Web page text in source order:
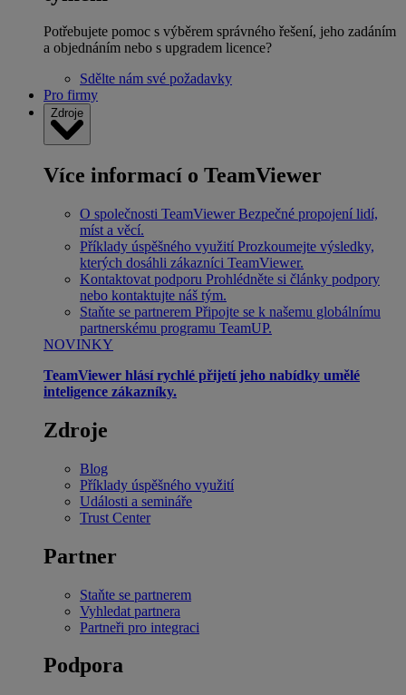
Potřebujete pomoc s výběrem správného řešení, jeho zadáním
a objednáním nebo s upgradem licence?
Sdělte nám své požadavky
Pro firmy
Zdroje
Více informací o TeamViewer
O společnosti TeamViewer Bezpečné propojení lidí,
míst a věcí.
Příklady úspěšného využití Prozkoumejte výsledky,
kterých dosáhli zákazníci TeamViewer.
Kontaktovat podporu Prohlédněte si články podpory
nebo kontaktujte náš tým.
Staňte se partnerem Připojte se k našemu globálnímu
partnerskému programu TeamUP.
NOVINKY
TeamViewer hlásí rychlé přijetí jeho nabídky umělé
inteligence zákazníky.
Zdroje
Blog
Příklady úspěšného využití
Události a semináře
Trust Center
Partner
Staňte se partnerem
Vyhledat partnera
Partneři pro integraci
Podpora